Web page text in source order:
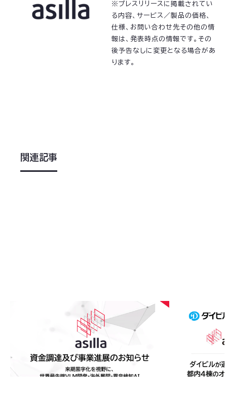
※プレスリリースに掲載されてい
る内容、サービス／製品の価格、
仕様、お問い合わせ先その他の情
報は、発表時点の情報です。その
後予告なしに変更となる場合があ
ります。
関連記事
アジラ、資金調達及び事業進展のお知らせ〜来期黒
字化を視野に、世界最先端VLM開発・海外展開・異
音検知AI・スマートビルソリューションへ事業拡
2026
「AI
快適な環境
#ニュース